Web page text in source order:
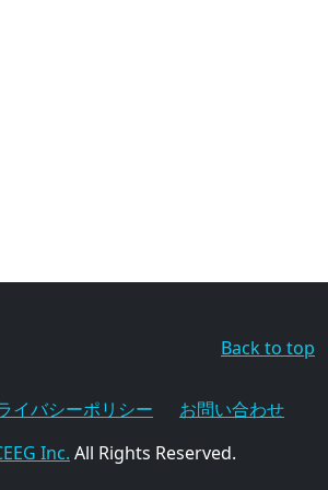
Back to top
イバシーポリシー
お問い合わせ
Inc. All Rights Reserved.